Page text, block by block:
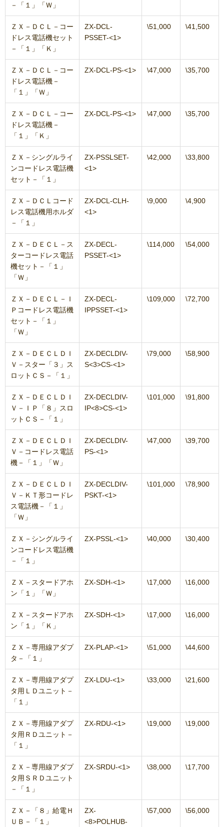
－「１」「Ｗ」
ＺＸ－ＤＣＬ－コー
ドレス電話機セット
－「１」「Ｋ」
ZX-DCL-
PSSET-<1>
\51,000 \41,500
ＺＸ－ＤＣＬ－コー
ドレス電話機－
「１」「Ｗ」
ZX-DCL-PS-<1> \47,000 \35,700
ＺＸ－ＤＣＬ－コー
ドレス電話機－
「１」「Ｋ」
ZX-DCL-PS-<1> \47,000 \35,700
ＺＸ－シングルライ
ンコードレス電話機
セット－「１」
ZX-PSSLSET-
<1>
\42,000 \33,800
ＺＸ－ＤＣＬコード
レス電話機用ホルダ
－「１」
ZX-DCL-CLH-
<1>
\9,000 \4,900
ＺＸ－ＤＥＣＬ－ス
ターコードレス電話
機セット－「１」
「Ｗ」
ZX-DECL-
PSSET-<1>
\114,000 \54,000
ＺＸ－ＤＥＣＬ－Ｉ
Ｐコードレス電話機
セット－「１」
「Ｗ」
ZX-DECL-
IPPSSET-<1>
\109,000 \72,700
ＺＸ－ＤＥＣＬＤＩ
Ｖ－スター「３」ス
ロットＣＳ－「１」
ZX-DECLDIV-
S<3>CS-<1>
\79,000 \58,900
ＺＸ－ＤＥＣＬＤＩ
Ｖ－ＩＰ「８」スロ
ットＣＳ－「１」
ZX-DECLDIV-
IP<8>CS-<1>
\101,000 \91,800
ＺＸ－ＤＥＣＬＤＩ
Ｖ－コードレス電話
機－「１」「Ｗ」
ZX-DECLDIV-
PS-<1>
\47,000 \39,700
ＺＸ－ＤＥＣＬＤＩ
Ｖ－ＫＴ形コードレ
ス電話機－「１」
「Ｗ」
ZX-DECLDIV-
PSKT-<1>
\101,000 \78,900
ＺＸ－シングルライ
ンコードレス電話機
－「１」
ZX-PSSL-<1> \40,000 \30,400
ＺＸ－スタードアホ
ン「１」「Ｗ」
ZX-SDH-<1> \17,000 \16,000
ＺＸ－スタードアホ
ン「１」「Ｋ」
ZX-SDH-<1> \17,000 \16,000
ＺＸ－専用線アダプ
タ－「１」
ZX-PLAP-<1> \51,000 \44,600
ＺＸ－専用線アダプ
タ用ＬＤユニット－
「１」
ZX-LDU-<1> \33,000 \21,600
ＺＸ－専用線アダプ
タ用ＲＤユニット－
「１」
ZX-RDU-<1> \19,000 \19,000
ＺＸ－専用線アダプ
タ用ＳＲＤユニット
－「１」
ZX-SRDU-<1> \38,000 \17,700
ＺＸ－「８」給電Ｈ
ＵＢ－「１」
ZX-
<8>POLHUB-
\57,000 \56,000